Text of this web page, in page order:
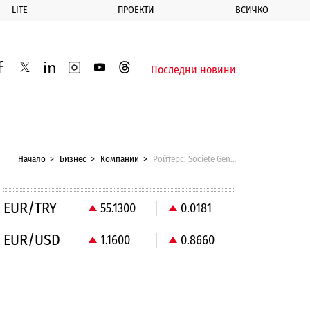
LITE ПРОЕКТИ ВСИЧКО
twitterlinkedininstagram
youtubethreadsПоследни новини
Начало Бизнес Компании Ройтерс: Societe Generale е близо до продажбата на банката си в България
EUR/TRY 55.1300 0.0181
EUR/USD 1.1600 0.8660